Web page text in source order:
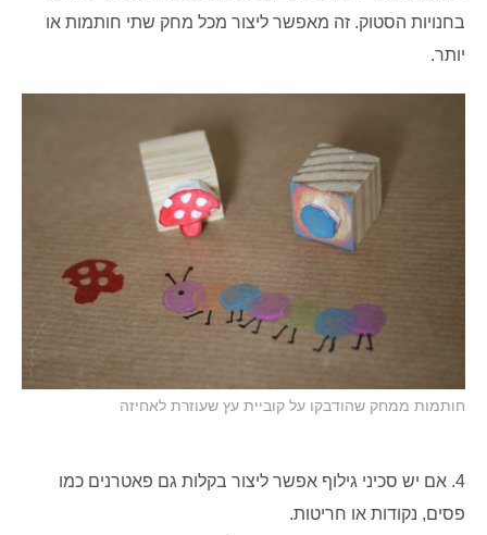
בחנויות הסטוק. זה מאפשר ליצור מכל מחק שתי חותמות או
יותר.
חותמות ממחק שהודבקו על קוביית עץ שעוזרת לאחיזה
4. אם יש סכיני גילוף אפשר ליצור בקלות גם פאטרנים כמו
פסים, נקודות או חריטות.